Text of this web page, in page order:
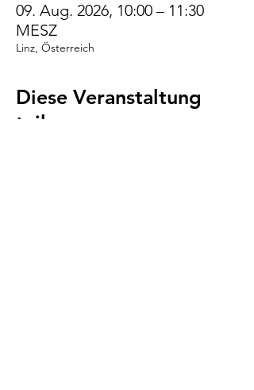
09. Aug. 2026, 10:00 – 11:30
MESZ
Linz, Österreich
Diese Veranstaltung
teilen